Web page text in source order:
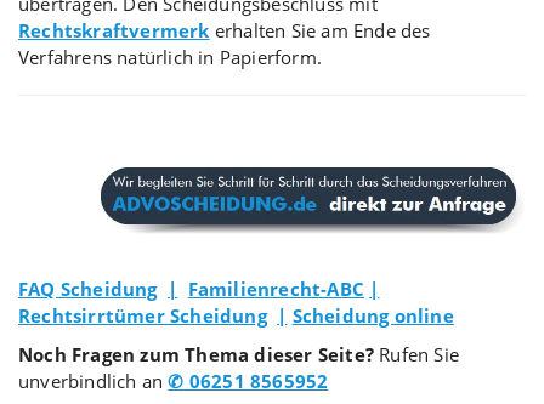
Rechtskraftvermerk erhalten Sie am Ende des
Verfahrens natürlich in Papierform.
FAQ Scheidung | Familienrecht-ABC |
Rechtsirrtümer Scheidung | Scheidung online
Noch Fragen zum Thema dieser Seite? Rufen Sie
unverbindlich an✆ 06251 8565952